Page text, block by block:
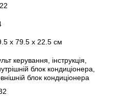
x 79.5 x 22.5 см
керування, інструкція,
блок кондиціонера,
блок кондиціонера